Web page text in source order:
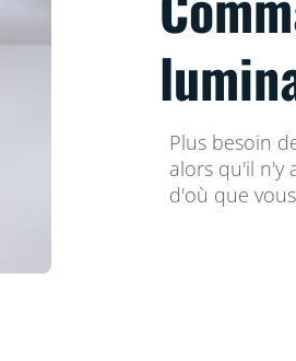
Plus besoin
alors qu'il n'y
d'où que